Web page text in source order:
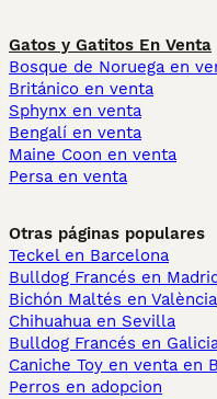
Gatos y Gatitos En Venta
Bosque de Noruega en
Británico en venta
Sphynx en venta
Bengalí en venta
Maine Coon en venta
Persa en venta
Otras páginas populares
Teckel en Barcelona
Bulldog Francés en Madrid
Bichón Maltés en València
Chihuahua en Sevilla
Bulldog Francés en
Caniche Toy en venta en
Perros en adopcion